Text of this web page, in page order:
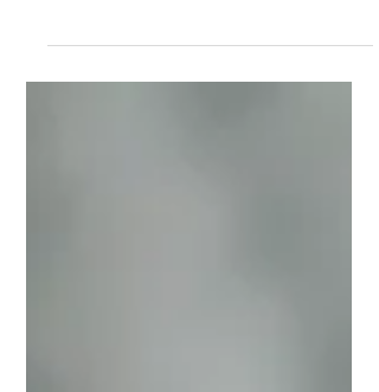
desenvolvido de forma prático afim